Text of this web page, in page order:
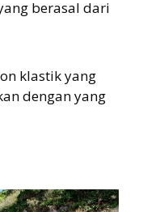
berasal dari
klastik yang
dengan yang